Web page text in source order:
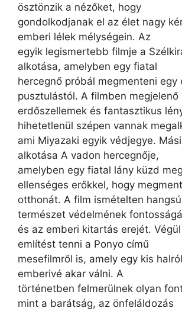
ösztönzik a nézőket, hogy
gondolkodjanak el az élet nagy
emberi lélek mélységein. Az
egyik legismertebb filmje a
alkotása, amelyben egy fiatal
hercegnő próbál megmenteni egy
pusztulástól. A filmben megjelenő
erdőszellemek és fantasztikus
hihetetlenül szépen vannak
ami Miyazaki egyik védjegye.
alkotása A vadon hercegnője,
amelyben egy fiatal lány küzd
ellenséges erőkkel, hogy
otthonát. A film ismételten
természet védelmének
és az emberi kitartás erejét.
említést tenni a Ponyo című
mesefilmről is, amely egy kis
emberivé akar válni. A
történetben felmerülnek olyan
mint a barátság, az önfeláldozás